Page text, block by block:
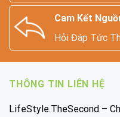
Cam Kết
Hỏi Đáp Tức
THÔNG TIN LIÊN HỆ
LifeStyle.TheSecond –